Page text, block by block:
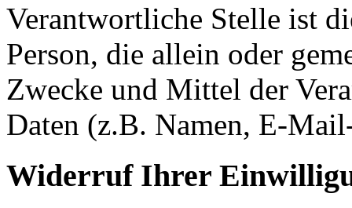
Verantwortliche Stelle ist
Person, die allein oder
Zwecke und Mittel der
Daten (z.B. Namen, E-
Widerruf Ihrer